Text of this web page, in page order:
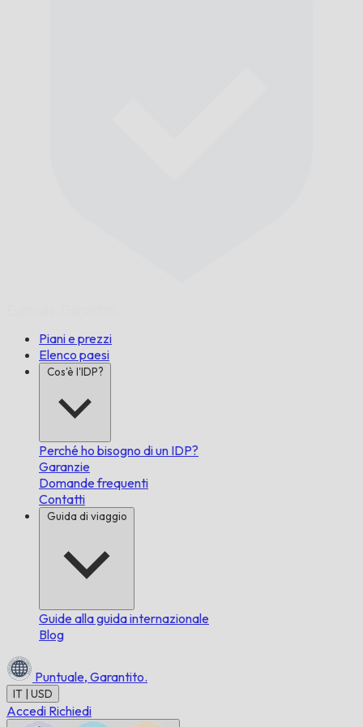
Piani e prezzi
Elenco paesi
Cos'è l'IDP?
Perché ho bisogno di un IDP?
Garanzie
Domande frequenti
Contatti
Guida di viaggio
Guide alla guida internazionale
Blog
Puntuale, Garantito.
IT | USD
Accedi Richiedi